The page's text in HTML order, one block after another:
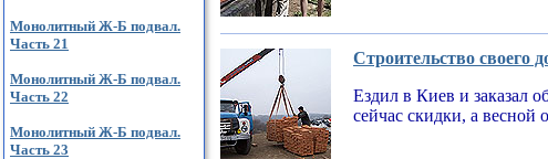
Монолитный Ж-Б подвал.
Часть 21
Монолитный Ж-Б подвал.
Часть 22
Монолитный Ж-Б подвал.
Часть 23
Строительство своего
Ездил в Киев и заказал
сейчас скидки, а весной